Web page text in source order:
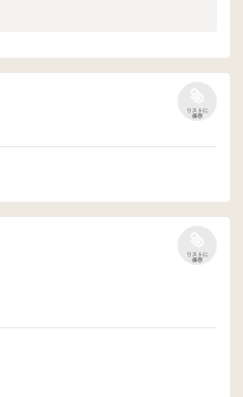
リストに
保存
リストに
保存